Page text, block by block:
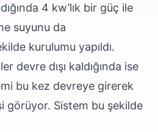
4 kw’lık bir güç ile
suyunu da
kurulumu yapıldı.
devre dışı kaldığında ise
bu kez devreye girerek
görüyor. Sistem bu şekilde